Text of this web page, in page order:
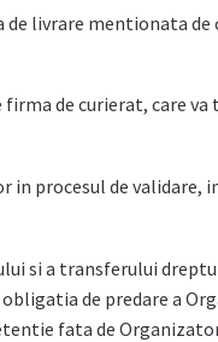
livrare mentionata de
de curierat, care
in procesul de
si a transferului
de predare a
fata de